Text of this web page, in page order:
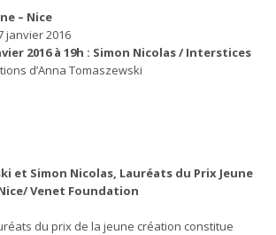
– Nice
janvier 2016
2016 à 19h : Simon Nicolas / Interstices
d’Anna Tomaszewski
et Simon Nicolas, Lauréats du Prix Jeune
Venet Foundation
du prix de la jeune création constitue